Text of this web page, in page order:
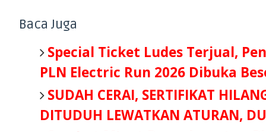
Baca Juga
Special Ticket Ludes Terjual,
PLN Electric Run 2026 Dibuka
SUDAH CERAI, SERTIFIKAT
DITUDUH LEWATKAN ATURAN,